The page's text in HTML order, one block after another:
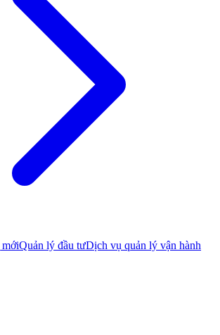
Quản lý đầu tưDịch vụ quản lý vận hành